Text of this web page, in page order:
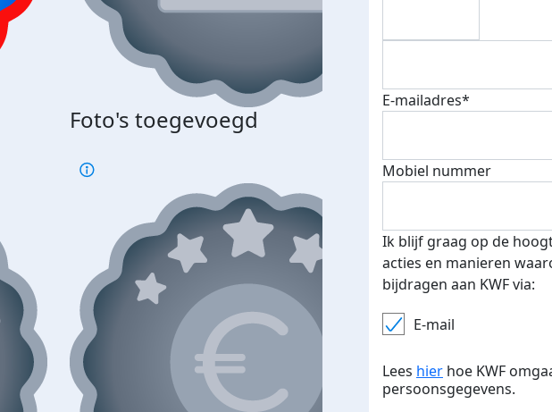
Foto's toegevoegd E-mails
Top fondsenwerver
E-mailadres*
Mobiel nummer
Ik blijf graag op de
acties en manieren
bijdragen aan KWF via:
E-mail
Lees hier hoe KWF
persoonsgegevens.